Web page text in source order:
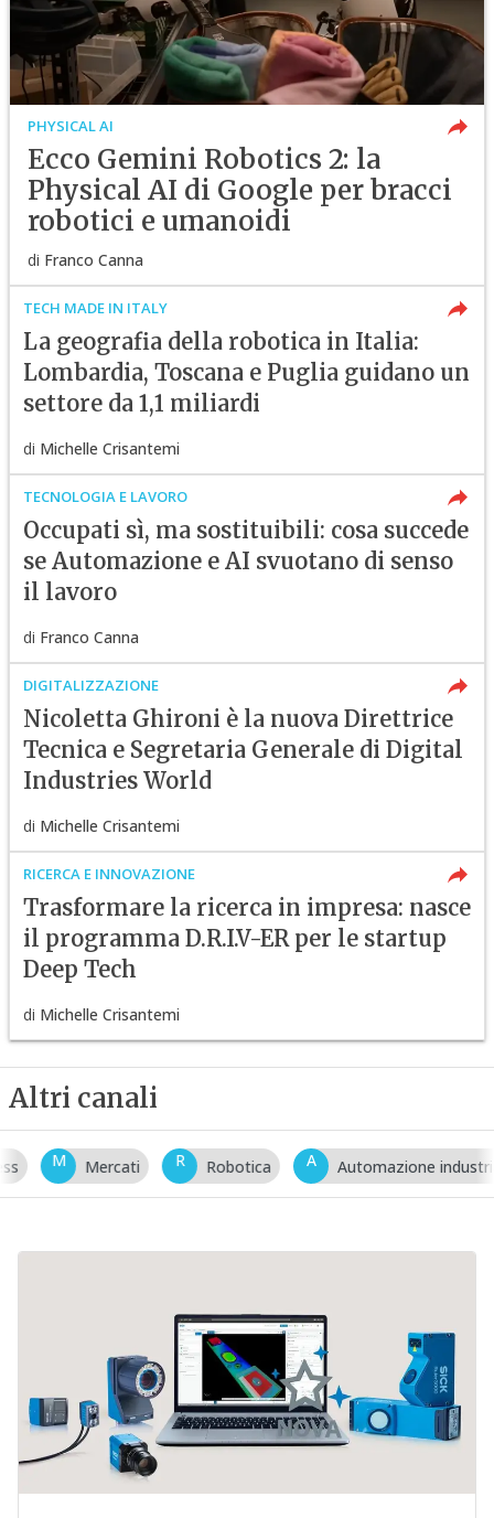
PHYSICAL AI
Ecco Gemini Robotics 2: la
Physical AI di Google per bracci
robotici e umanoidi
di Franco Canna
TECH MADE IN ITALY
La geografia della robotica in Italia:
Lombardia, Toscana e Puglia guidano un
settore da 1,1 miliardi
di Michelle Crisantemi
TECNOLOGIA E LAVORO
Occupati sì, ma sostituibili: cosa succede
se Automazione e AI svuotano di senso
il lavoro
di Franco Canna
DIGITALIZZAZIONE
Nicoletta Ghironi è la nuova Direttrice
Tecnica e Segretaria Generale di Digital
Industries World
di Michelle Crisantemi
RICERCA E INNOVAZIONE
Trasformare la ricerca in impresa: nasce
il programma D.R.I.V-ER per le startup
Deep Tech
di Michelle Crisantemi
Altri canali
M Mercati R Robotica A Automazione industriale